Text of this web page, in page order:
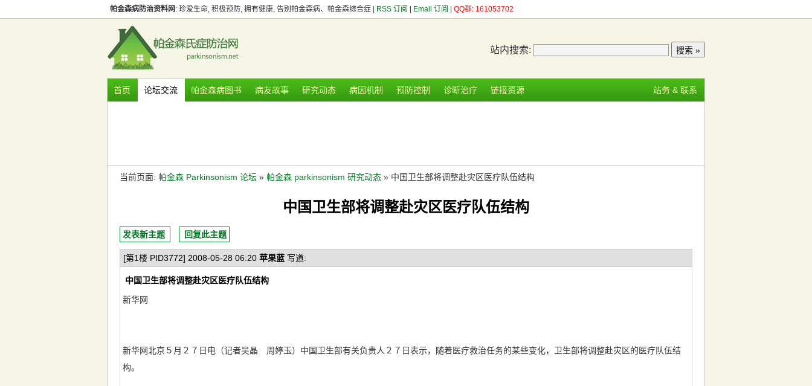
帕金森病防治资料网 : 珍爱生命, 积极预防, 拥有健康, 告别帕金森病、帕金森综合症 | RSS 订阅 Email 订阅 QQ群: 161053702
站内搜索:
首页 论坛交流 帕金森病图书 病友故事 研究动态 病因机制 预防控制 诊断治疗 链接资源 站务 & 联系
当前页面: 帕金森 Parkinsonism 论坛 » 帕金森 parkinsonism 研究动态 » 中国卫生部将调整赴灾区医疗队伍结构
中国卫生部将调整赴灾区医疗队伍结构
发表新主题 回复此主题
[第1楼 PID3772] 2008-05-28 06:20 苹果蓝 写道:
中国卫生部将调整赴灾区医疗队伍结构
新华网
新华网北京５月２７日电（记者吴晶 周婷玉）中国卫生部有关负责人２７日表示，随着医疗救治任务的某些变化，卫生部将调整赴灾区的医疗队伍结
构。